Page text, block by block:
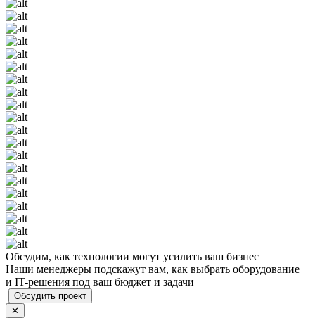
Обсудим, как технологии могут усилить ваш бизнес
Наши менеджеры подскажут вам, как выбрать оборудование
и IT-решения под ваш бюджет и задачи
Обсудить проект
✕